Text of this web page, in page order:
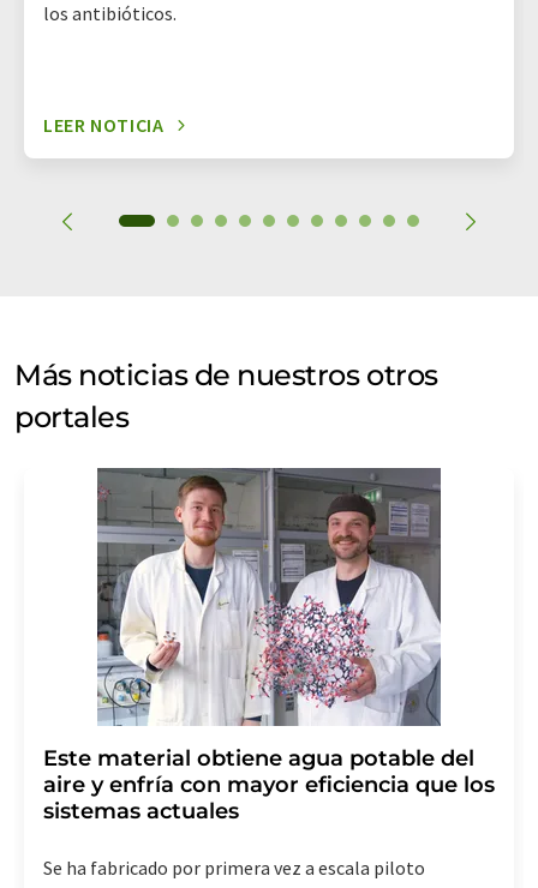
los antibióticos.
LEER NOTICIA
Más noticias de nuestros otros
portales
Este material obtiene agua potable del
aire y enfría con mayor eficiencia que los
sistemas actuales
Se ha fabricado por primera vez a escala piloto